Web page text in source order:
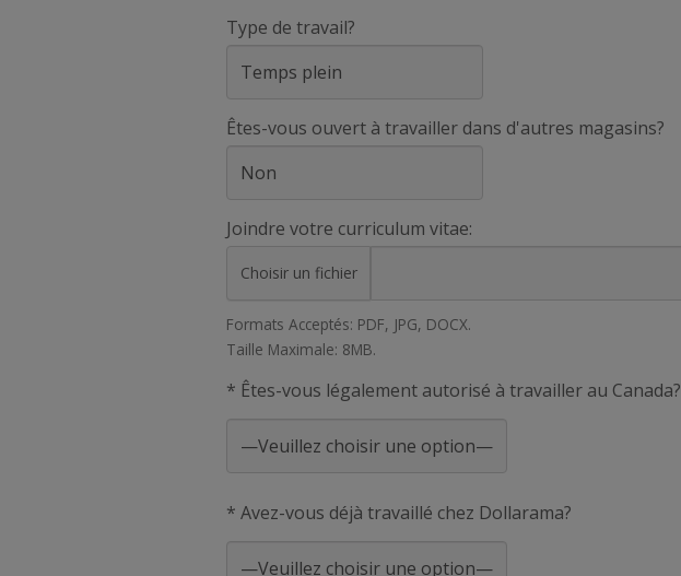
Type de travail?
Êtes-vous ouvert à travailler dans d'autres magasins?
Joindre votre curriculum vitae:
Choisir un fichier
Formats Acceptés: PDF, JPG, DOCX.
Taille Maximale: 8MB.
* Êtes-vous légalement autorisé à travailler au Canada?
* Avez-vous déjà travaillé chez Dollarama?